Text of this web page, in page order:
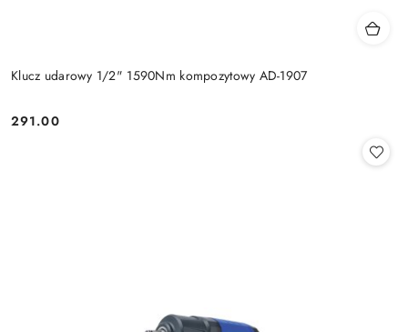
Klucz udarowy 1/2" 1590Nm kompozytowy AD-1907
Cena:
291.00